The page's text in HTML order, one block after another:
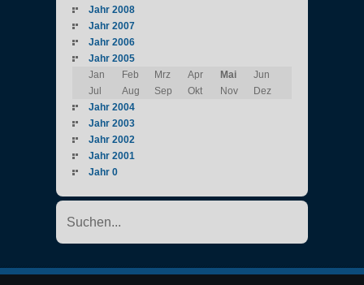
Jahr 2008
Jahr 2007
Jahr 2006
Jahr 2005
Jan
Feb Mrz Apr Mai
Jun
Jul
Aug Sep Okt Nov
Dez
Jahr 2004
Jahr 2003
Jahr 2002
Jahr 2001
Jahr 0